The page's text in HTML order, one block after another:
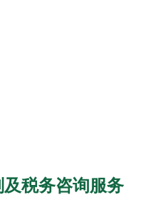
税务咨询服务